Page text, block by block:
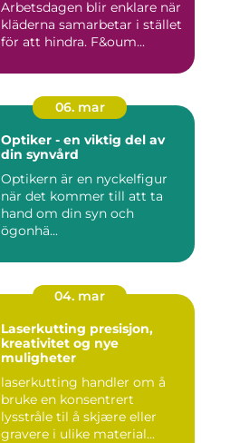
Arbetsdagen blir enklare när
kläderna samarbetar i stället
för att hindra. F&oum...
06. mar
Optiker - en viktig del av
din synvård
Optikern är en nyckelfigur
när det kommer till att ta
hand om din syn och
ögonhä...
04. mar
Laserkutting presisjon,
kreativitet og nye
muligheter
laserkutting handler om å
bruke en konsentrert
lysstråle til å skjære eller
gravere i ulike material...